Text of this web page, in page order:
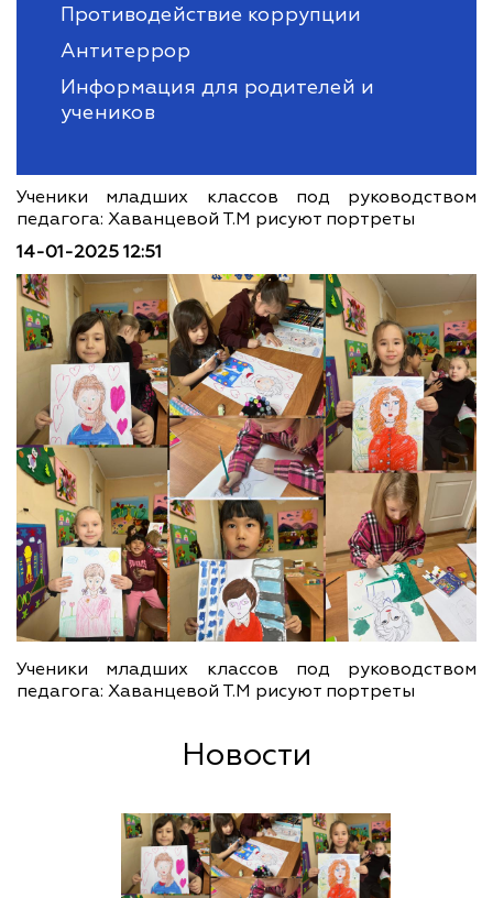
Противодействие коррупции
Антитеррор
Информация для родителей и
учеников
Ученики младших классов под руководством
педагога: Хаванцевой Т.М рисуют портреты
14-01-2025 12:51
Ученики младших классов под руководством
педагога: Хаванцевой Т.М рисуют портреты
Новости